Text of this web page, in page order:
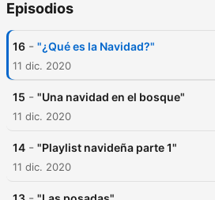
Episodios
16 - "¿Qué es la Navidad?"
11 dic. 2020
15 - "Una navidad en el bosque"
11 dic. 2020
14 - "Playlist navideña parte 1"
11 dic. 2020